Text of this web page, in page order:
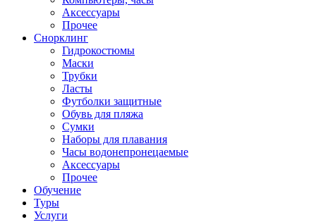
Аксессуары
Прочее
Снорклинг
Гидрокостюмы
Маски
Трубки
Ласты
Футболки защитные
Обувь для пляжа
Сумки
Наборы для плавания
Часы водонепронецаемые
Аксессуары
Прочее
Обучение
Туры
Услуги